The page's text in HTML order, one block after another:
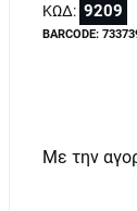
ΚΩΔ: 9209
BARCODE:
Με την